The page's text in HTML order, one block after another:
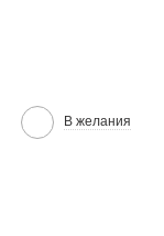
В желания